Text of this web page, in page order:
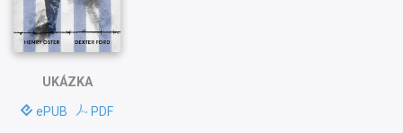
UKÁZKA
ePUB PDF